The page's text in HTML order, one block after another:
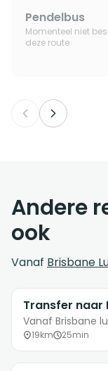
Pendelbus
Momenteel niet
deze route
Andere
ook
Vanaf Brisbane
Transfer naar
Vanaf Brisbane
19km 25min